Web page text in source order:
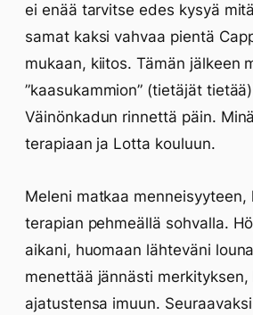
ei enää tarvitse edes kysyä
samat kaksi vahvaa pientä
mukaan, kiitos. Tämän jälkeen
”kaasukammion” (tietäjät
Väinönkadun rinnettä päin.
terapiaan ja Lotta kouluun.
Meleni matkaa menneisyyteen,
terapian pehmeällä sohvalla.
aikani, huomaan lähteväni
menettää jännästi merkityksen,
ajatustensa imuun.